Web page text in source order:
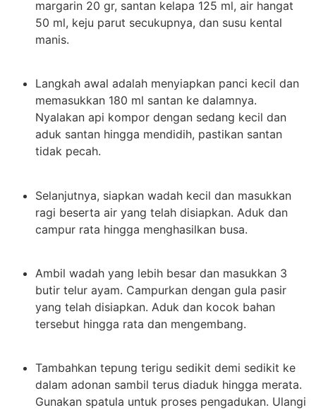
margarin 20 gr, santan kelapa 125 ml, air hangat
50 ml, keju parut secukupnya, dan susu kental
manis.
Langkah awal adalah menyiapkan panci kecil dan
memasukkan 180 ml santan ke dalamnya.
Nyalakan api kompor dengan sedang kecil dan
aduk santan hingga mendidih, pastikan santan
tidak pecah.
Selanjutnya, siapkan wadah kecil dan masukkan
ragi beserta air yang telah disiapkan. Aduk dan
campur rata hingga menghasilkan busa.
Ambil wadah yang lebih besar dan masukkan 3
butir telur ayam. Campurkan dengan gula pasir
yang telah disiapkan. Aduk dan kocok bahan
tersebut hingga rata dan mengembang.
Tambahkan tepung terigu sedikit demi sedikit ke
dalam adonan sambil terus diaduk hingga merata.
Gunakan spatula untuk proses pengadukan. Ulangi